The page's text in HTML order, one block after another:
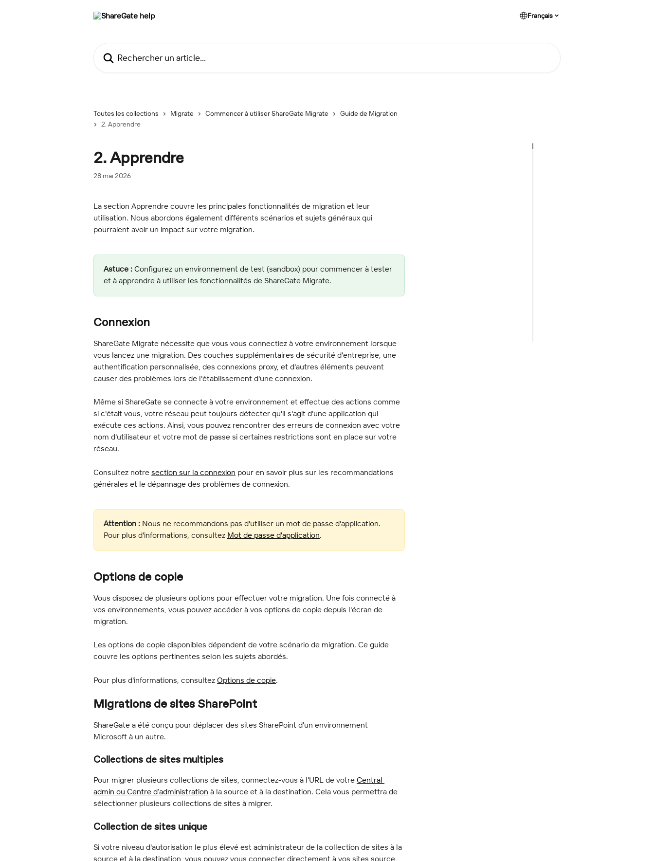
Français
Toutes les collections Migrate Commencer à utiliser ShareGate Migrate
Guide de Migration
2. Apprendre
2. Apprendre
28 mai 2026
La section Apprendre couvre les principales fonctionnalités de migration et leur
utilisation. Nous abordons également différents scénarios et sujets généraux qui
pourraient avoir un impact sur votre migration.
Astuce : Configurez un environnement de test (sandbox) pour commencer à tester
et à apprendre à utiliser les fonctionnalités de ShareGate Migrate.
Connexion
ShareGate Migrate nécessite que vous vous connectiez à votre environnement lorsque
vous lancez une migration. Des couches supplémentaires de sécurité d'entreprise, une
authentification personnalisée, des connexions proxy, et d'autres éléments peuvent
causer des problèmes lors de l'établissement d'une connexion.
Même si ShareGate se connecte à votre environnement et effectue des actions comme
si c'était vous, votre réseau peut toujours détecter qu'il s'agit d'une application qui
exécute ces actions. Ainsi, vous pouvez rencontrer des erreurs de connexion avec votre
nom d'utilisateur et votre mot de passe si certaines restrictions sont en place sur votre
réseau.
Consultez notre section sur la connexion pour en savoir plus sur les recommandations
générales et le dépannage des problèmes de connexion.
Attention : Nous ne recommandons pas d'utiliser un mot de passe d'application.
Pour plus d'informations, consultez Mot de passe d'application.
Options de copie
Vous disposez de plusieurs options pour effectuer votre migration. Une fois connecté à
vos environnements, vous pouvez accéder à vos options de copie depuis l'écran de
migration.
Les options de copie disponibles dépendent de votre scénario de migration. Ce guide
couvre les options pertinentes selon les sujets abordés.
Pour plus d'informations, consultez Options de copie.
Migrations de sites SharePoint
ShareGate a été conçu pour déplacer des sites SharePoint d'un environnement
Microsoft à un autre.
Collections de sites multiples
Pour migrer plusieurs collections de sites, connectez-vous à l'URL de votre Central
admin ou Centre d’administration à la source et à la destination. Cela vous permettra de
sélectionner plusieurs collections de sites à migrer.
Collection de sites unique
Si votre niveau d'autorisation le plus élevé est administrateur de la collection de sites à la
source et à la destination, vous pouvez vous connecter directement à vos sites source